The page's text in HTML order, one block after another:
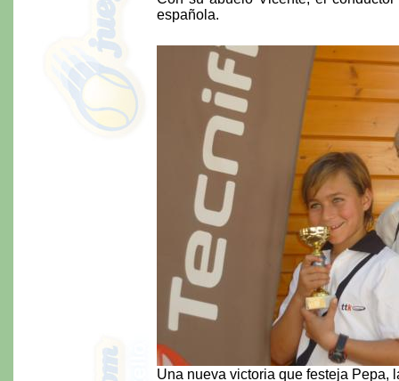
española.
Una nueva victoria que festeja Pepa,